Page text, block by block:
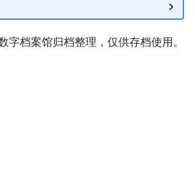
字档案馆归档整理，仅供存档使用。